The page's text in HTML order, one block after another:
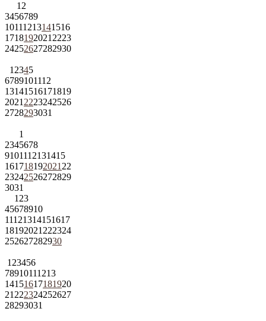
1 2
3456789
10111213141516
1718192021 2223
24252627282930
1 2345
6789101112
13141516171819
2021 2223242526
2728293031
1
2345678
9101112131415
161718192021 22
23242526272829
3031
1 23
45678910
11121314151617
18192021 222324
252627282930
1 23456
78910111213
14151617181920
21 222324252627
28293031